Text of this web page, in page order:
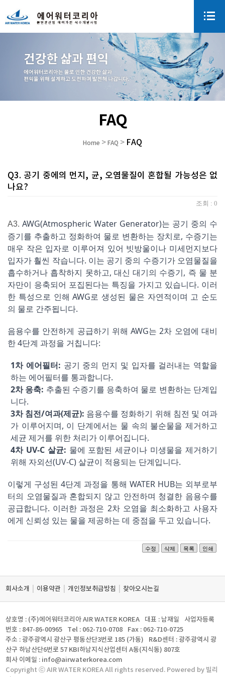
FAQ
Home > FAQ > FAQ
Q3. 공기 중에의 먼지, 균, 오염물질이 혼합될 가능성은 없
나요?
조회 : 0
A3. AWG(Atmospheric Water Generator)는 공기 중의 수
증기를 추출하고 정화하여 물로 변환하는 장치로, 수증기는
매우 작은 입자로 이루어져 있어 빗방울이나 미세먼지보다
입자가 훨씬 작습니다. 이는 공기 중의 수증기가 오염물질을
흡수하거나 흡착하지 못하고, 대신 대기의 수증기, 즉 물 분
자만이 응축되어 포집된다는 특징을 가지고 있습니다. 이러
한 특성으로 인해 AWG로 생성된 물은 자연적이며 고 순도
의 물로 간주됩니다.
음용수를 안전하게 공급하기 위해 AWG는 2차 오염에 대비
한 4단계 과정을 거칩니다:
1차 에어필터: 공기 중의 먼지 및 입자를 걸러내는 역할을
하는 에어필터를 통과합니다.
2차 응축: 추출된 수증기를 응축하여 물로 변환하는 단계입
니다.
3차 침전/여과(제균): 음용수를 정화하기 위해 침전 및 여과
가 이루어지며, 이 단계에서는 물 속의 불순물을 제거하고
세균 제거를 위한 처리가 이루어집니다.
4차 UV-C 살균: 물에 포함된 세균이나 미생물을 제거하기
위해 자외선(UV-C) 살균이 적용되는 단계입니다.
이렇게 구성된 4단계 과정을 통해 WATER HUB는 외부로부
터의 오염물질과 혼합되지 않고 안전하며 청결한 음용수를
공급합니다. 이러한 과정은 2차 오염을 최소화하고 사용자
에게 신뢰성 있는 물을 제공하는 데 중점을 두고 있습니다.
수정 삭제 목록 인쇄
회사소개 이용약관 개인정보취급방침 찾아오시는길
상호명 : (주)에어워터코리아 AIR WATER KOREA 대표 : 남재일
사업자등록
번호 : 847-86-00965
Tel : 062-710-0708
Fax : 062-710-0725
주소 : 광주광역시 광산구 평동산단3번로 185 (가동)
R&D센터 : 광주광역시 광
산구 하남산단6번로 57 KBI하남지식산업센터 A동(지식동) 807호
회사 이메일 : info@airwaterkorea.com
Copyright ⓒ AIR WATER KOREA All rights reserved. Powered by 빌리